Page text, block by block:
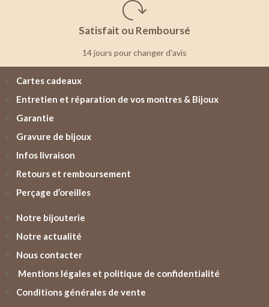
Satisfait ou Remboursé
14 jours pour changer d'avis
Cartes cadeaux
Entretien et réparation de vos montres & Bijoux
Garantie
Gravure de bijoux
Infos livraison
Retours et remboursement
Perçage d’oreilles
Notre bijouterie
Notre actualité
Nous contacter
Mentions légales et politique de confidentialité
Conditions générales de vente